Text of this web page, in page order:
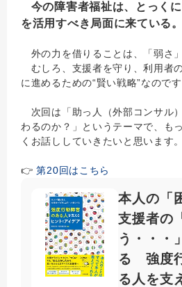
今の障害者福祉は、とっく
を活用すべき局面に来ている。
外の力を借りることは、「弱さ
むしろ、支援者を守り、利用者
に進めるための“賢い戦略”なのです
次回は「助っ人（外部コンサル
わるのか？」というテーマで、も
くお話ししていきたいと思います。
👉第20回はこちら
本人の「
支援者の
う・・・
る 強度
る人を支